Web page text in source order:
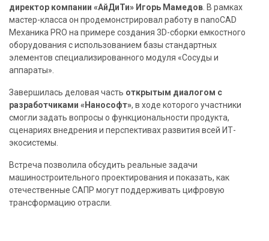
л
о
ж
е
н
я
и
с
к
д
к
и
директор компании «АйДиТи» Игорь Мамедов . В рамках
мастер-класса он продемонстрировал работу в nanoCAD
Механика PRO на примере создания 3D-сборки емкостного
оборудования с использованием базы стандартных
элементов специализированного модуля «Сосуды и
аппараты».
Завершилась деловая часть открытым диалогом с
разработчиками «Нанософт», в ходе которого участники
смогли задать вопросы о функциональности продукта,
сценариях внедрения и перспективах развития всей ИТ-
экосистемы.
Встреча позволила обсудить реальные задачи
машиностроительного проектирования и показать, как
отечественные САПР могут поддерживать цифровую
трансформацию отрасли.